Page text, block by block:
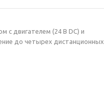
с двигателем (24 В DC) и
до четырех дистанционных